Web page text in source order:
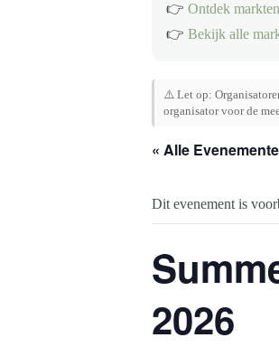
👉 Ontdek
👉 Bekijk alle
⚠️ Let op:
organisator voor de
« Alle
Dit evenement is
2026